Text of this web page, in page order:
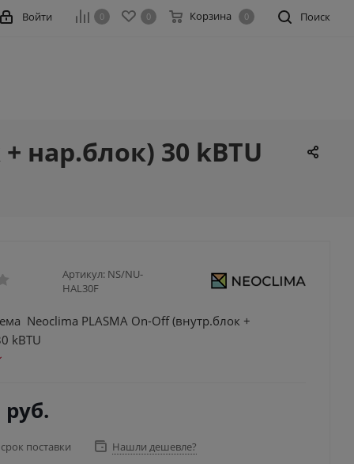
Поиск
0 0 Корзина 0
Войти
нар.блок) 30 kBTU
Артикул: NS/NU-
HAL30F
Neoclima PLASMA On-Off (внутр.блок +
kBTU
руб.
поставки Нашли дешевле?